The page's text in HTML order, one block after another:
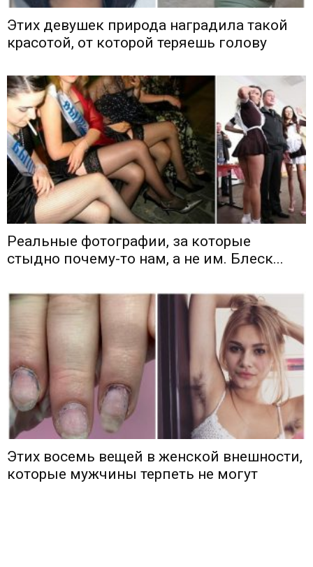
Этих девушек природа наградила такой
красотой, от которой теряешь голову
Реальные фотографии, за которые
стыдно почему-то нам, а не им. Блеск...
Этих восемь вещей в женской внешности,
которые мужчины терпеть не могут